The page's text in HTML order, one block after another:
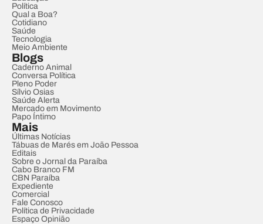
Política
Qual a Boa?
Cotidiano
Saúde
Tecnologia
Meio Ambiente
Blogs
Caderno Animal
Conversa Política
Pleno Poder
Sílvio Osias
Saúde Alerta
Mercado em Movimento
Papo Íntimo
Mais
Últimas Notícias
Tábuas de Marés em João Pessoa
Editais
Sobre o Jornal da Paraíba
Cabo Branco FM
CBN Paraíba
Expediente
Comercial
Fale Conosco
Política de Privacidade
Espaço Opinião